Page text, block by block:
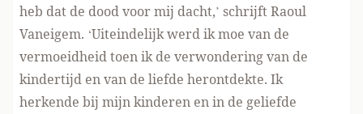
heb dat de dood voor mij dacht,’ schrijft Raoul
Vaneigem. ‘Uiteindelijk werd ik moe van de
vermoeidheid toen ik de verwondering van de
kindertijd en van de liefde herontdekte. Ik
herkende bij mijn kinderen en in de geliefde